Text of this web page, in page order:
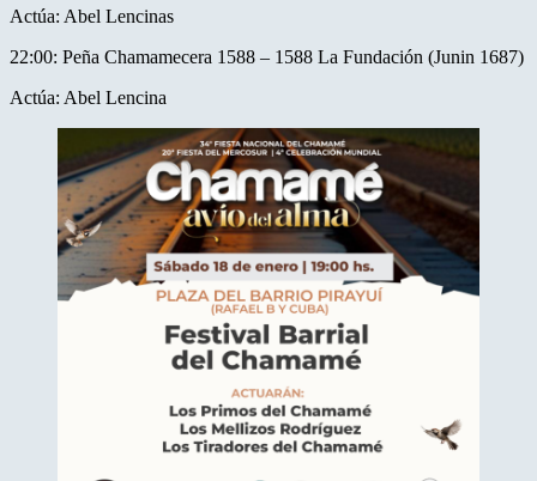
Actúa: Abel Lencinas
22:00: Peña Chamamecera 1588 – 1588 La Fundación (Junin 1687)
Actúa: Abel Lencina